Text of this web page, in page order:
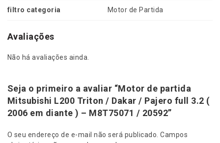
filtro categoria Motor de Partida
Avaliações
Não há avaliações ainda.
Seja o primeiro a avaliar “Motor de partida
Mitsubishi L200 Triton / Dakar / Pajero full 3.2 (
2006 em diante ) – M8T75071 / 20592”
O seu endereço de e-mail não será publicado. Campos